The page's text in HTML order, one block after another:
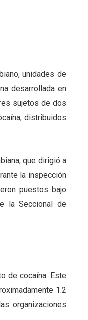
unidades de
desarrollada en
sujetos de dos
distribuidos
que dirigió a
la inspección
puestos bajo
la Seccional de
de cocaína. Este
1.2
organizaciones